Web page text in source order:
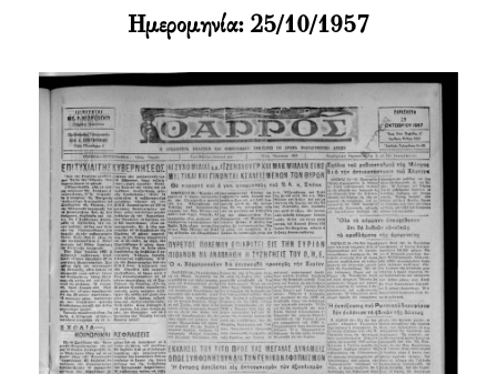
Ημερομηνία: 25/10/1957